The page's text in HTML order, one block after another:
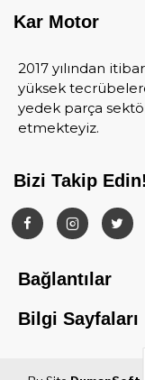
Kar Motor
2017 yılından
yüksek
yedek parça
etmekteyiz.
Bizi Takip Edin!
Bağlantılar
Bilgi Sayfaları